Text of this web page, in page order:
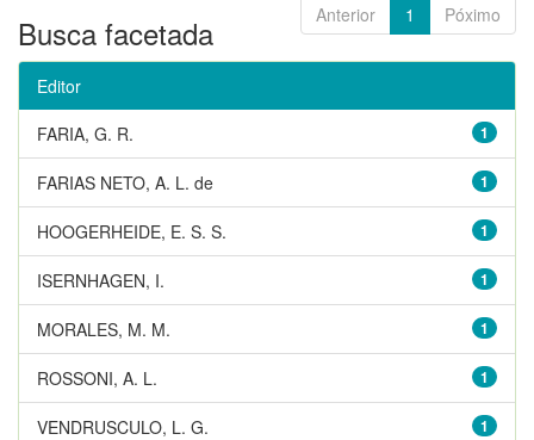
Anterior 1 Póximo
Busca facetada
Editor
1
FARIA, G. R.
1
FARIAS NETO, A. L. de
1
HOOGERHEIDE, E. S. S.
1
ISERNHAGEN, I.
1
MORALES, M. M.
1
ROSSONI, A. L.
1
VENDRUSCULO, L. G.